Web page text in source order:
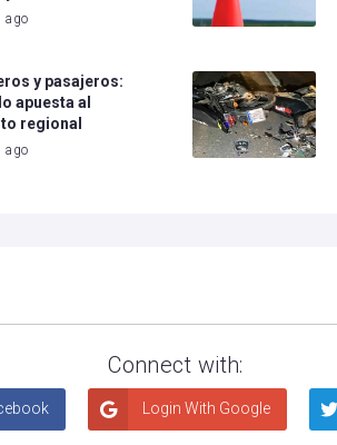
ago
y pasajeros:
apuesta al
regional
ago
Connect with:
Login With Google